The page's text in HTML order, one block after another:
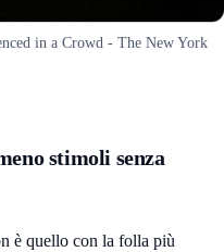
in a Crowd - The New York
stimoli senza
è quello con la folla più